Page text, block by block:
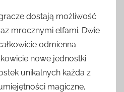
dostają możliwość
mrocznymi elfami. Dwie
odmienna
nowe jednostki
unikalnych każda z
magiczne,